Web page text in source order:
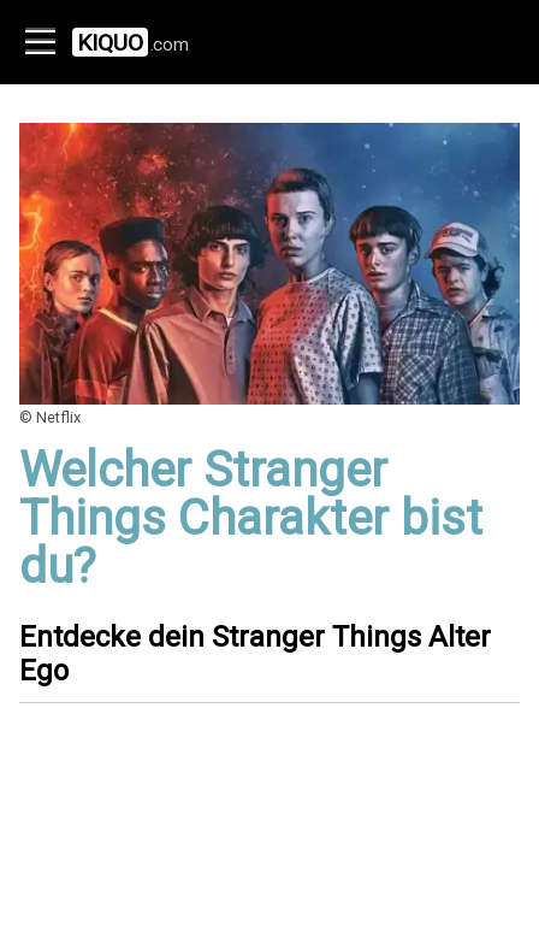
KIQUO .com
© Netflix
Welcher Stranger
Things Charakter bist
du?
Entdecke dein Stranger Things Alter
Ego